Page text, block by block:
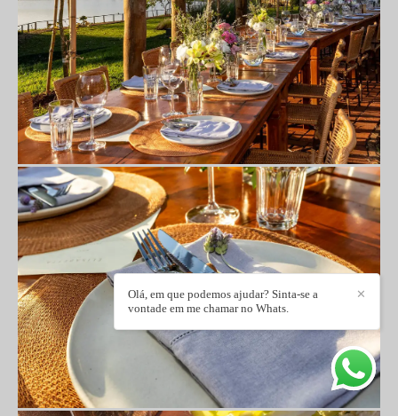
✕
Olá, em que podemos ajudar? Sinta-se a
vontade em me chamar no Whats.